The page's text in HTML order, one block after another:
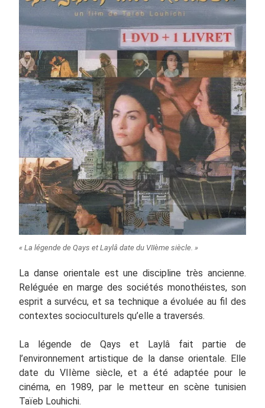
« La légende de Qays et Laylâ date du VIIème siècle. »
La danse orientale est une discipline très ancienne.
Reléguée en marge des sociétés monothéistes, son
esprit a survécu, et sa technique a évoluée au fil des
contextes socioculturels qu’elle a traversés.
La légende de Qays et Laylâ fait partie de
l’environnement artistique de la danse orientale. Elle
date du VIIème siècle, et a été adaptée pour le
cinéma, en 1989, par le metteur en scène tunisien
Taïeb Louhichi.